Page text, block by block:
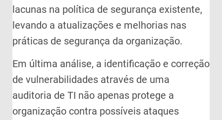
lacunas na política de segurança existente,
levando a atualizações e melhorias nas
práticas de segurança da organização.
Em última análise, a identificação e correção
de vulnerabilidades através de uma
auditoria de TI não apenas protege a
organização contra possíveis ataques